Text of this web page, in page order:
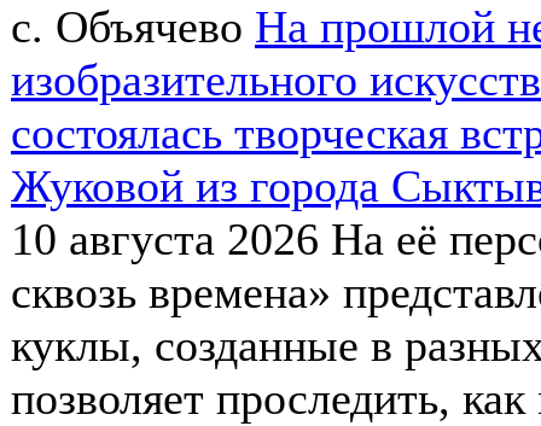
с. Объячево На прошлой
изобразительного
состоялась творческая
Жуковой из города
10 августа 2026 На её
сквозь времена»
куклы, созданные в
позволяет проследить,